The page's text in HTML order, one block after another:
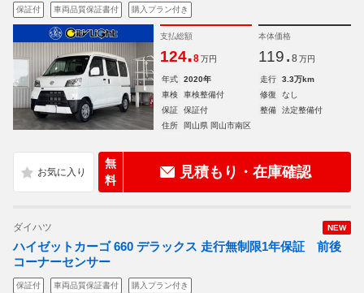
保証付 車両品質保証書付 購入プラン付き
支払総額
124.8 万円
本体価格
119. 8 万円
年式 2020年 走行
3.3万km
車検
車検整備付 修復
なし
保証
保証付 整備
法定整備付
住所
岡山県 岡山市南区
無
料
見積もり・在庫確認
NEW
ダイハツ
ハイゼットカーゴ 660 デラックス 走行無制限1年保証 前後
コーナーセンサー
保証付 車両品質保証書付 購入プラン付き